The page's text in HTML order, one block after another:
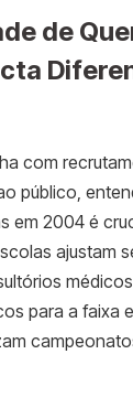
de
com
público,
em 2004 é
ajustam
para a faixa